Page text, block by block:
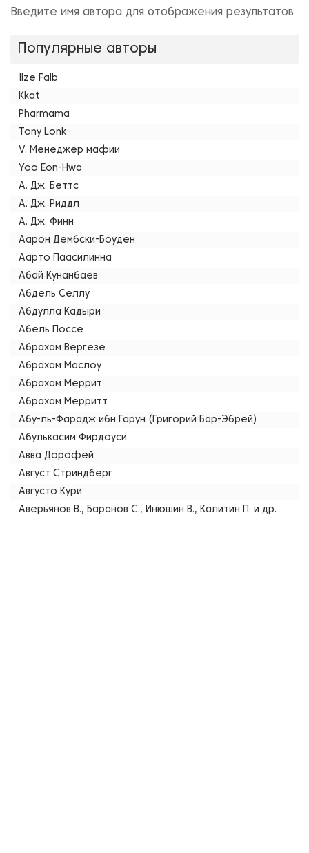
Введите имя автора для отображения результатов
Популярные авторы
Ilze Falb
Kkat
Pharmama
Tony Lonk
V. Менеджер мафии
Yoo Eon-Hwa
А. Дж. Беттс
А. Дж. Риддл
А. Дж. Финн
Аарон Дембски-Боуден
Аарто Паасилинна
Абай Кунанбаев
Абдель Селлу
Абдулла Кадыри
Абель Поссе
Абрахам Вергезе
Абрахам Маслоу
Абрахам Меррит
Абрахам Мерритт
Абу-ль-Фарадж ибн Гарун (Григорий Бар-Эбрей)
Абулькасим Фирдоуси
Авва Дорофей
Август Стриндберг
Августо Кури
Аверьянов В., Баранов С., Инюшин В., Калитин П. и др.